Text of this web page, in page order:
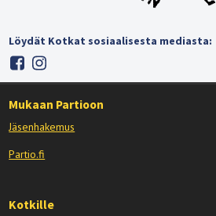
Löydät Kotkat sosiaalisesta mediasta:
Mukaan Partioon
Jäsenhakemus
Partio.fi
Kotkille